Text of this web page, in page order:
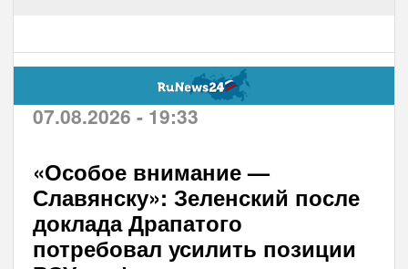
07.08.2026 - 19:33
«Особое внимание —
Славянску»: Зеленский после
доклада Драпатого
потребовал усилить позиции